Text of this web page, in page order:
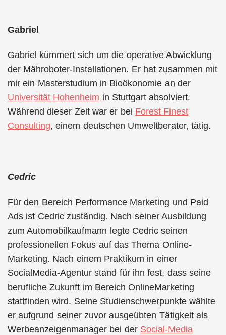
Gabriel
Gabriel kümmert sich um die operative Abwicklung
der Mähroboter-Installationen. Er hat zusammen mit
mir ein Masterstudium in Bioökonomie an der
Universität Hohenheim in Stuttgart absolviert.
Während dieser Zeit war er bei Forest Finest
Consulting, einem deutschen Umweltberater, tätig.
Cedric
Für den Bereich Performance Marketing und Paid
Ads ist Cedric zuständig. Nach seiner Ausbildung
zum Automobilkaufmann legte Cedric seinen
professionellen Fokus auf das Thema Online-
Marketing. Nach einem Praktikum in einer
SocialMedia-Agentur stand für ihn fest, dass seine
berufliche Zukunft im Bereich OnlineMarketing
stattfinden wird. Seine Studienschwerpunkte wählte
er aufgrund seiner zuvor ausgeübten Tätigkeit als
Werbeanzeigenmanager bei der Social-Media